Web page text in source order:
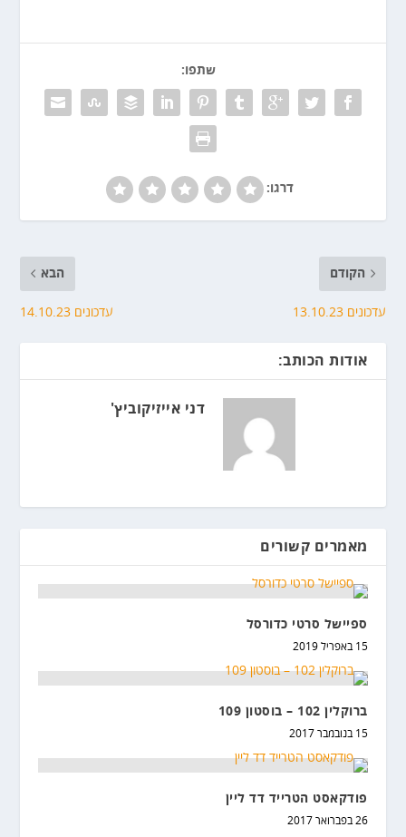
שתפו:
דרגו:
הקודם
עדכונים 13.10.23
הבא
עדכונים 14.10.23
אודות הכותב:
דני אייזיקוביץ'
מאמרים קשורים
ספיישל סרטי כדורסל
15 באפריל 2019
ברוקלין 102 – בוסטון 109
15 בנובמבר 2017
פודקאסט הטרייד דד ליין
26 בפברואר 2017